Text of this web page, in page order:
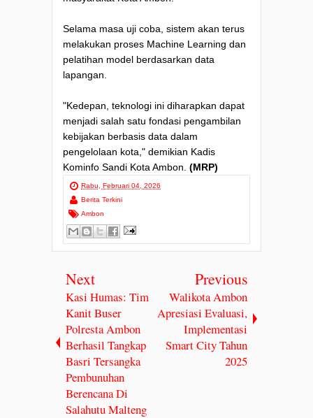
Selama masa uji coba, sistem akan terus
melakukan proses Machine Learning dan
pelatihan model berdasarkan data
lapangan.
"Kedepan, teknologi ini diharapkan dapat
menjadi salah satu fondasi pengambilan
kebijakan berbasis data dalam
pengelolaan kota," demikian Kadis
Kominfo Sandi Kota Ambon. (MRP)
Rabu, Februari 04, 2026
Berita Terkini
Ambon
Next
Kasi Humas: Tim
Kanit Buser
Polresta Ambon
Berhasil Tangkap
Basri Tersangka
Pembunuhan
Berencana Di
Salahutu Malteng
Previous
Walikota Ambon
Apresiasi Evaluasi,
Implementasi
Smart City Tahun
2025